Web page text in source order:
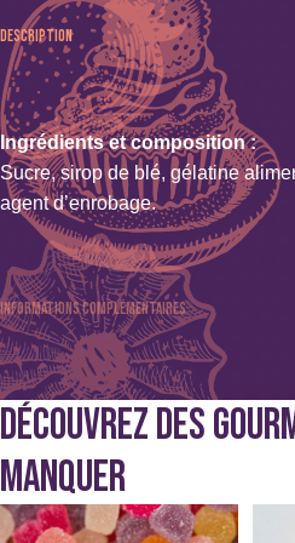
Description
Ingrédients et composition :
Sucre, sirop de blé, gélatine
agent d’enrobage.
Informations complémentaires
Poids : 0.250 kg
Couleur : Rouge
Spécificités : Sans alcool, Sans
Sans édulcorant, Sans gluten,
DÉCOUVREZ DES
MANQUER
Ce